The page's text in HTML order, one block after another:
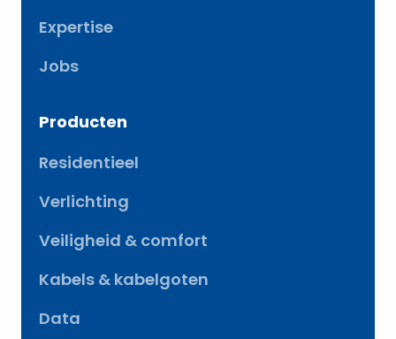
Expertise
Jobs
Producten
Residentieel
Verlichting
Veiligheid & comfort
Kabels & kabelgoten
Data